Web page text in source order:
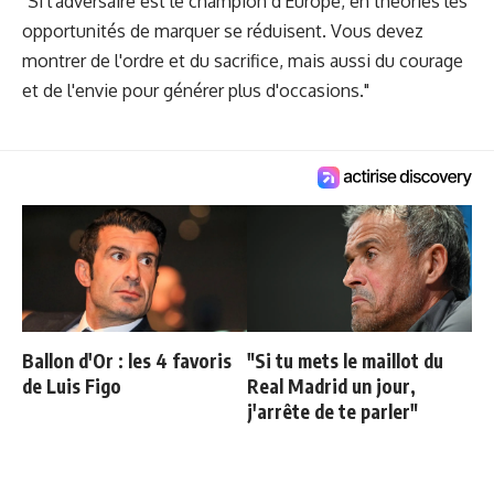
opportunités de marquer se réduisent. Vous devez
montrer de l'ordre et du sacrifice, mais aussi du courage
et de l'envie pour générer plus d'occasions."
Ballon d'Or : les 4 favoris
de Luis Figo
"Si tu mets le maillot du
Real Madrid un jour,
j'arrête de te parler"